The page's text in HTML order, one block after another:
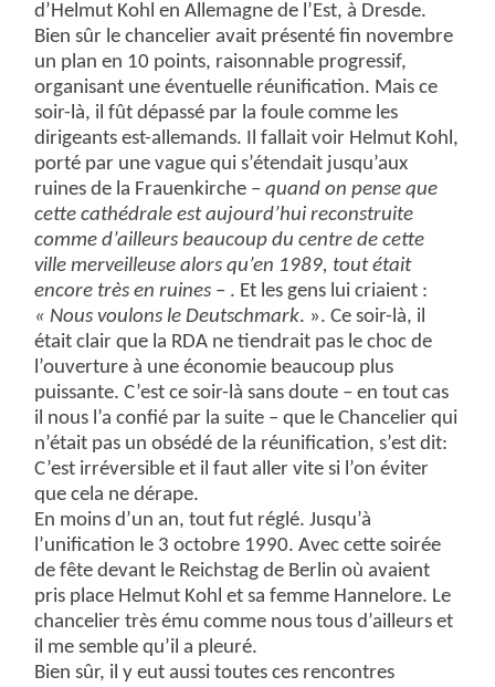
d’Helmut Kohl en Allemagne de l’Est, à Dresde.
Bien sûr le chancelier avait présenté fin novembre
un plan en 10 points, raisonnable progressif,
organisant une éventuelle réunification. Mais ce
soir-là, il fût dépassé par la foule comme les
dirigeants est-allemands. Il fallait voir Helmut Kohl,
porté par une vague qui s’étendait jusqu’aux
ruines de la Frauenkirche –quand on pense que
cette cathédrale est aujourd’hui reconstruite
comme d’ailleurs beaucoup du centre de cette
ville merveilleuse alors qu’en 1989, tout était
encore très en ruines – . Et les gens lui criaient :
« Nous voulons le Deutschmark. ». Ce soir-là, il
était clair que la RDA ne tiendrait pas le choc de
l’ouverture à une économie beaucoup plus
puissante. C’est ce soir-là sans doute – en tout cas
il nous l’a confié par la suite – que le Chancelier qui
n’était pas un obsédé de la réunification, s’est dit:
C’est irréversible et il faut aller vite si l’on éviter
que cela ne dérape.
En moins d’un an, tout fut réglé. Jusqu’à
l’unification le 3 octobre 1990. Avec cette soirée
de fête devant le Reichstag de Berlin où avaient
pris place Helmut Kohl et sa femme Hannelore. Le
chancelier très ému comme nous tous d’ailleurs et
il me semble qu’il a pleuré.
Bien sûr, il y eut aussi toutes ces rencontres